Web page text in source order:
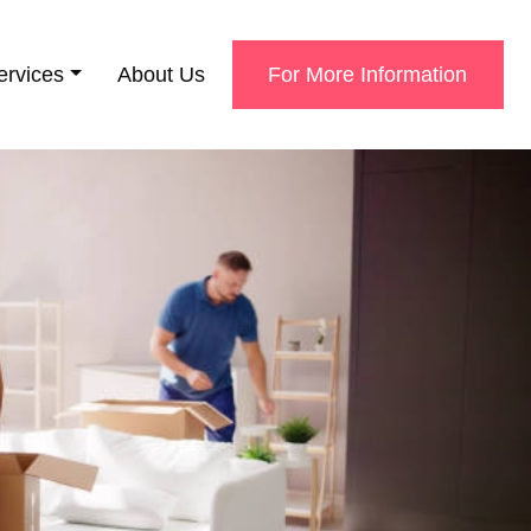
About Us For More Information